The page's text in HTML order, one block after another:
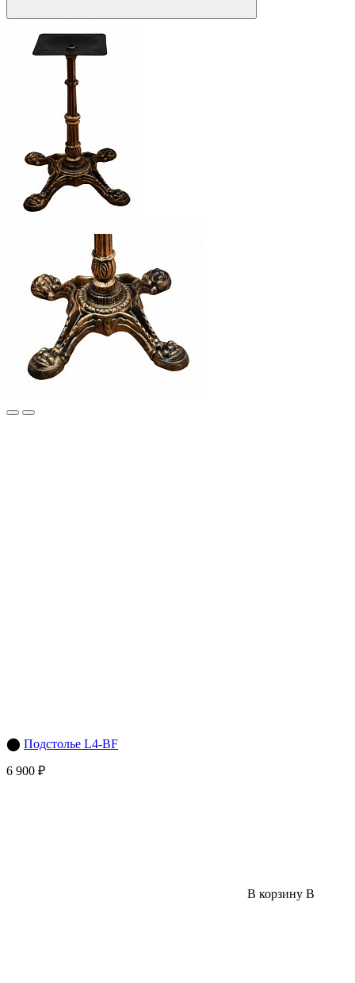
⬤ Подстолье L4-BF
6 900 ₽
В корзину В